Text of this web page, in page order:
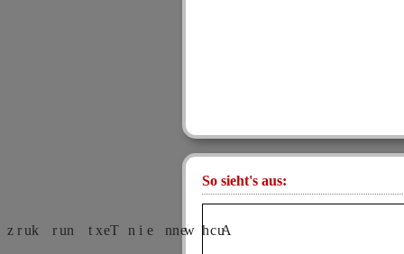
So sieht's aus: